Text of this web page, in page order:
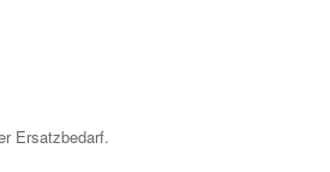
Ersatzbedarf.